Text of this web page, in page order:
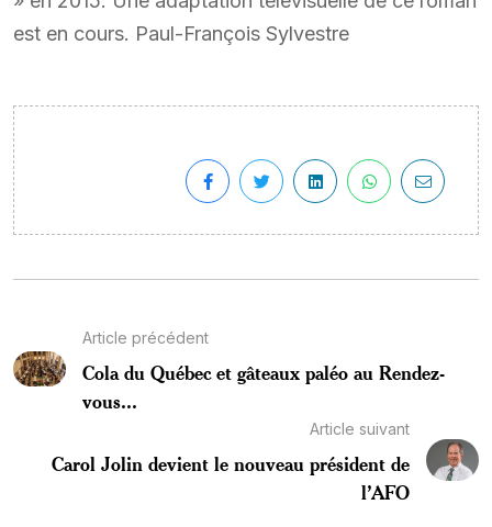
est en cours. Paul-François Sylvestre
Article précédent
Cola du Québec et gâteaux paléo au Rendez-
vous...
Article suivant
Carol Jolin devient le nouveau président de
l’AFO